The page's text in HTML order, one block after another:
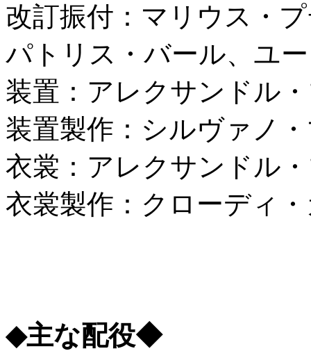
改訂振付：マリウス・
パトリス・バール、ユ
装置：アレクサンドル
装置製作：シルヴァノ
衣裳：アレクサンドル
衣裳製作：クローディ
◆主な配役◆